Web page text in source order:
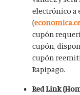
electrónico a
(
cupón
cupón,
cupón
Rapipago.
Red Link